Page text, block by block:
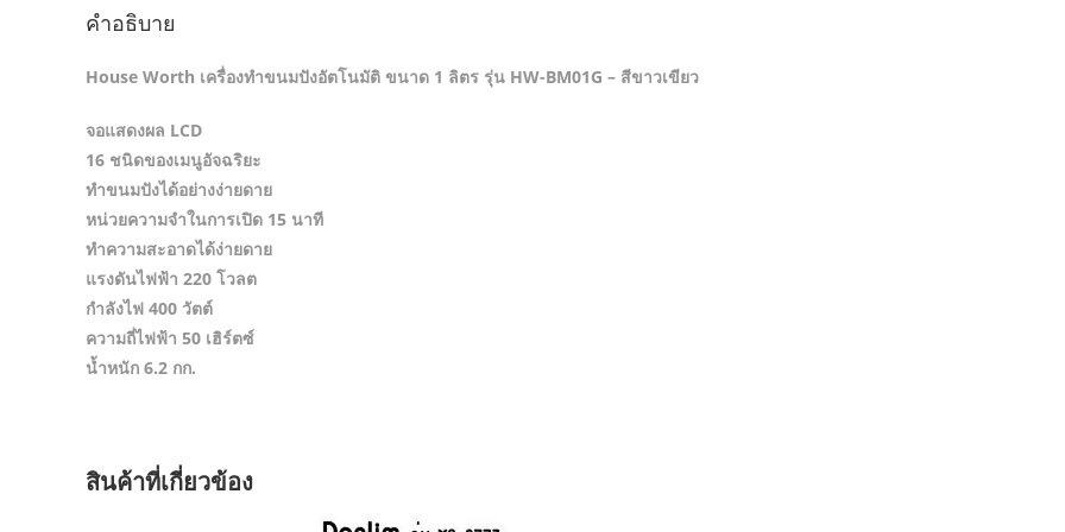
คำอธิบาย
House Worth เครื่องทำขนมปังอัตโนมัติ ขนาด 1 ลิตร รุ่น HW-BM01G – สีขาวเขียว
จอแสดงผล LCD
16 ชนิดของเมนูอัจฉริยะ
ทำขนมปังได้อย่างง่ายดาย
หน่วยความจำในการเปิด 15 นาที
ทำความสะอาดได้ง่ายดาย
แรงดันไฟฟ้า 220 โวลต
กำลังไฟ 400 วัตต์
ความถี่ไฟฟ้า 50 เฮิร์ตซ์
น้ำหนัก 6.2 กก.
สินค้าที่เกี่ยวข้อง